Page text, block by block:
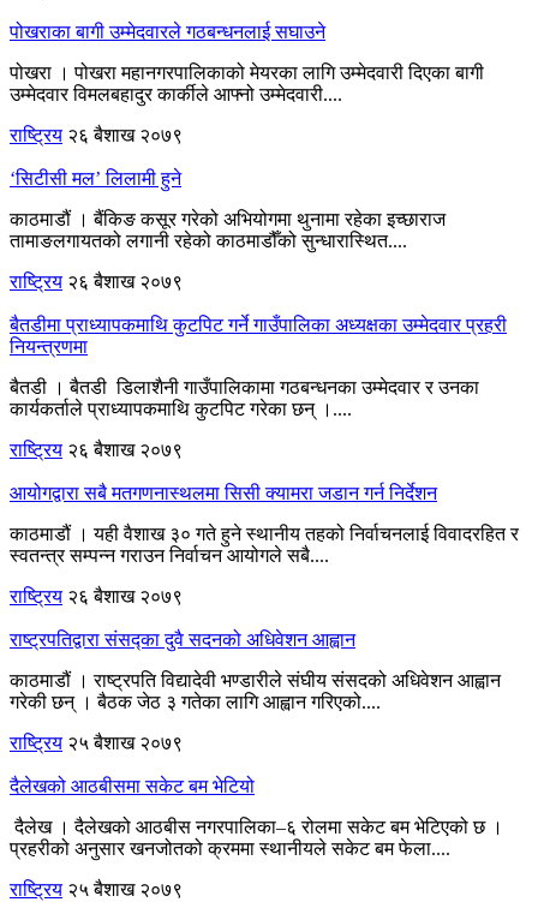
पोखराका बागी उम्मेदवारले गठबन्धनलाई सघाउने
पोखरा । पोखरा महानगरपालिकाको मेयरका लागि उम्मेदवारी दिएका बागी
उम्मेदवार विमलबहादुर कार्कीले आफ्नो उम्मेदवारी....
राष्ट्रिय २६ बैशाख २०७९
‘सिटीसी मल’ लिलामी हुने
काठमाडौं । बैंकिङ कसूर गरेको अभियोगमा थुनामा रहेका इच्छाराज
तामाङलगायतको लगानी रहेको काठमाडौँको सुन्धारास्थित....
राष्ट्रिय २६ बैशाख २०७९
बैतडीमा प्राध्यापकमाथि कुटपिट गर्ने गाउँपालिका अध्यक्षका उम्मेदवार प्रहरी
नियन्त्रणमा
बैतडी । बैतडी डिलाशैनी गाउँपालिकामा गठबन्धनका उम्मेदवार र उनका
कार्यकर्ताले प्राध्यापकमाथि कुटपिट गरेका छन् ।....
राष्ट्रिय २६ बैशाख २०७९
आयोगद्वारा सबै मतगणनास्थलमा सिसी क्यामरा जडान गर्न निर्देशन
काठमाडौं । यही वैशाख ३० गते हुने स्थानीय तहको निर्वाचनलाई विवादरहित र
स्वतन्त्र सम्पन्न गराउन निर्वाचन आयोगले सबै....
राष्ट्रिय २६ बैशाख २०७९
राष्ट्रपतिद्वारा संसद्का दुवै सदनको अधिवेशन आह्वान
काठमाडौं । राष्ट्रपति विद्यादेवी भण्डारीले संघीय संसदको अधिवेशन आह्वान
गरेकी छन् । बैठक जेठ ३ गतेका लागि आह्वान गरिएको....
राष्ट्रिय २५ बैशाख २०७९
दैलेखको आठबीसमा सकेट बम भेटियो
दैलेख । दैलेखको आठबीस नगरपालिका–६ रोलमा सकेट बम भेटिएको छ ।
प्रहरीको अनुसार खनजोतको क्रममा स्थानीयले सकेट बम फेला....
राष्ट्रिय २५ बैशाख २०७९